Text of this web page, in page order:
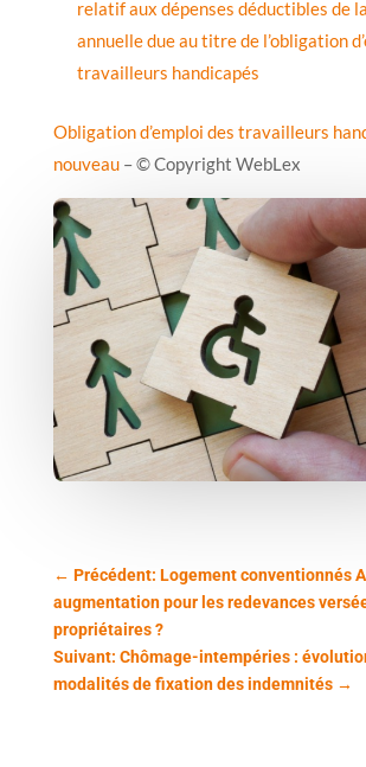
relatif aux dépenses déductibles de
annuelle due au titre de l’obligation
travailleurs handicapés
Obligation d’emploi des travailleurs
nouveau– © Copyright WebLex
← Précédent: Logement conventionnés
augmentation pour les redevances
propriétaires ?
Suivant: Chômage-intempéries :
modalités de fixation des indemnités→